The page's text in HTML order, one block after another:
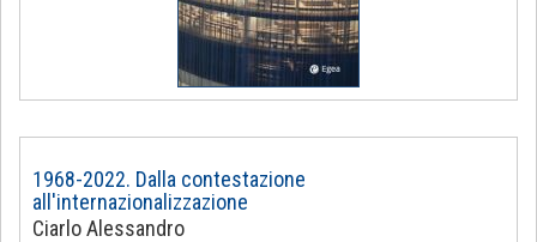
1968-2022. Dalla contestazione
all'internazionalizzazione
Ciarlo Alessandro